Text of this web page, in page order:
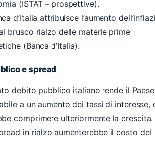
(ISTAT – prospettive).
d’Italia attribuisce l’aumento
brusco rialzo delle materie prime
(Banca d’Italia).
e spread
debito pubblico italiano rende il Paese
a un aumento dei tassi di interesse,
comprimere ulteriormente la crescita.
in rialzo aumenterebbe il costo del